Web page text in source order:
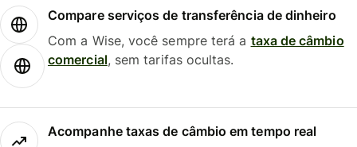
Compare serviços de transferência de dinheiro
Com a Wise, você sempre terá a taxa de câmbio
comercial, sem tarifas ocultas.
Acompanhe taxas de câmbio em tempo real